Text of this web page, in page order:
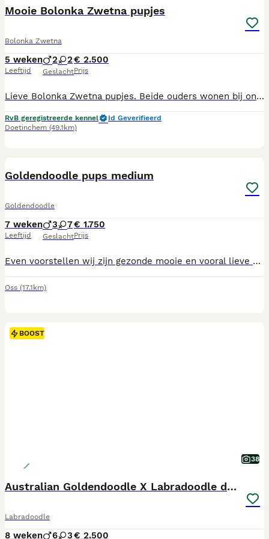
Mooie Bolonka Zwetna pupjes
Bolonka Zwetna
5 weken
Leeftijd
2 2
Geslacht
€ 2.500
Prijs
Lieve Bolonka Zwetna pupjes. Beide ouders wonen bij ons en zijn vrolijke aanhankelijke huishondjes. De pups zijn in de woonkamer geboren en groeien daar ook op. Met dit mooie weer kunnen ze af en toe ook naar buiten in de puppy tuin. De Bolonka Zwetna (Russkaya Tsvetnaya Bolonka) is een relatief jong rasje. De naam betekent letterlijk “gekleurde schoothond”. De ouders van onze pupjes zijn volledig op gezondheid getest. Dat wil zeggen op Patella luxatie (losse knietjes) en die zijn helemaal goed. Ook zijn de ogen getest op afwijkingen (ECVO) en dat is ook in orde. Verder is van ieder ouderdier een dna test afgenomen waaruit blijkt dat er geen genetische aandoeningen zijn en dat de inteelt zeer laag is. De pups worden volgens schema ontwormd, ze worden door de dierenarts klinisch nagekeken, ze worden ingeënt en gechipt. Ze worden verkocht met een koopovereenkomst met garantiebepalingen. Ze krijgen een Europees paspoort (entingebewijs) en een afstamming mee. Verder krijgen de pups een leuk puppy pakket mee met daarin ook het voer wat ze op dat moment eten. Indien u interesse heeft dan kunt u vrijblijvend kennis maken met ons en met de hondjes. Daarvoor kunt u een bericht sturen of een whatsapp en dan kunnen we een afspraak maken. U mag natuurlijk ook altijd bellen.
RvB geregistreerde kennel
Id Geverifieerd
Doetinchem (49.1km)
Goldendoodle pups medium
Goldendoodle
7 weken
Leeftijd
3 7
Geslacht
€ 1.750
Prijs
Even voorstellen wij zijn gezonde mooie en vooral lieve goldendoodles. Wij groeien in huis met kinderen en veel visite die komen knuffelluh op. Ouders zijn getest en gezond verklaard. Wij zoeken een forever home dus alleen lieve mensen mogen reageren. Als wij gaan verhuizen krijgen we een mooi samengesteld puppy pakket mee zodat we een goede start kunnen maken. Ook zijn we meerdere keren ingeënt en ontwormt met paspoort en gezondheid verklaring dierenarts. Dus bent u opzoek naar een goldendoodle pup. Bel of geef een berichtje. Dan mag u komen kijken hoe wij opgroeien en kan ons vrouwtje kennismaken want ze zegt...dat we ook haar baby's zijn.
Oss (17.1km)
BOOST
38
Australian Goldendoodle X Labradoodle double
Labradoodle
8 weken 6 3€ 2.500